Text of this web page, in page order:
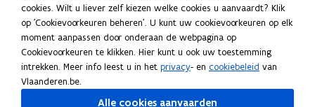
Spellingregels
Tips voor duidelijke taal
Bekijk ook
Spellingtests
cookies. Wilt u liever zelf kiezen welke cookies u aanvaardt? Klik
op 'Cookievoorkeuren beheren'. U kunt uw cookievoorkeuren op elk
moment aanpassen door onderaan de webpagina op
Cookievoorkeuren te klikken. Hier kunt u ook uw toestemming
intrekken. Meer info leest u in het privacy- en cookiebeleid van
Vlaanderen.be.
Alle cookies aanvaarden